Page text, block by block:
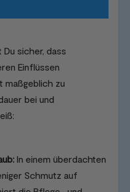
sicher, dass
Einflüssen
maßgeblich zu
bei und
In einem überdachten
Schmutz auf